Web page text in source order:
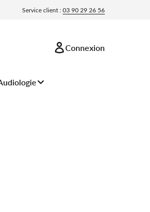
Service client :03 90 29 26 56
Connexion